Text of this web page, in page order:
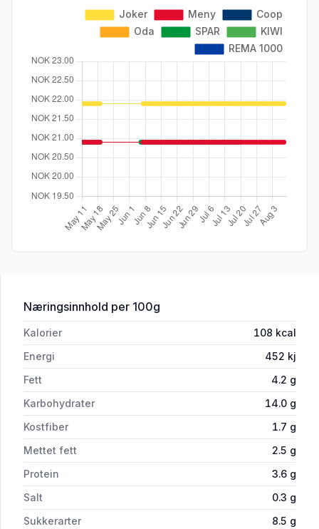
Næringsinnhold for 'Bygglunsj Blåbær 150g Fjordland'
per 100g
Kalorier 108 kcal
Energi
452 kj
Fett
4.2 g
Karbohydrater
14.0 g
Kostfiber
1.7 g
Mettet fett
2.5 g
Protein
3.6 g
Salt
0.3 g
Sukkerarter
8.5 g